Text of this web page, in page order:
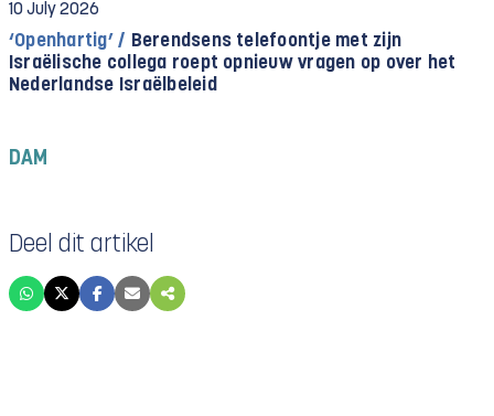
10 July 2026
‘Openhartig’ / Berendsens telefoontje met zijn
Israëlische collega roept opnieuw vragen op over het
Nederlandse Israëlbeleid
DAM
Deel dit artikel